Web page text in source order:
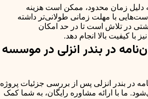
زمان محدود، ممکن است هزینه
با مهلت زمانی طولانی‌تر داشته
در تلاش است تا در حد امکان
با کیفیت بالا انجام دهد.
در بندر انزلی در موسسه
در بندر انزلی پس از بررسی جزئیات پروژه
ما با ارائه مشاوره رایگان، به شما کمک